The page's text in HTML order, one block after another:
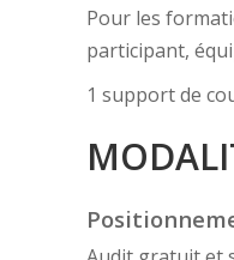
Pour les
participant,
1 support de